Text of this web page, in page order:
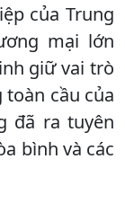
của Trung
mại lớn
giữ vai trò
cầu của
đã ra tuyên
bình và các